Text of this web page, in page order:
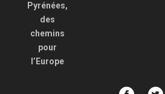
Pyrénées,
des
chemins
pour
l’Europe